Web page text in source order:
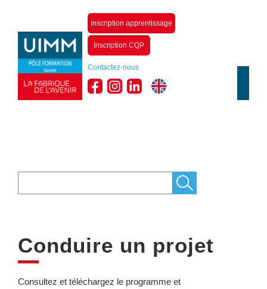
Inscription apprentissage
Inscription CQP
Contactez-nous
Conduire un projet
Consultez et téléchargez le programme et